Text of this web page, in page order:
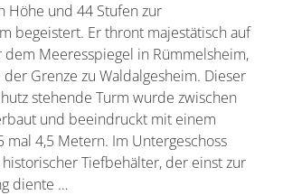
Höhe und 44 Stufen zur
begeistert. Er thront majestätisch auf
Meeresspiegel in Rümmelsheim,
Grenze zu Waldalgesheim. Dieser
stehende Turm wurde zwischen
und beeindruckt mit einem
mal 4,5 Metern. Im Untergeschoss
Tiefbehälter, der einst zur
diente …